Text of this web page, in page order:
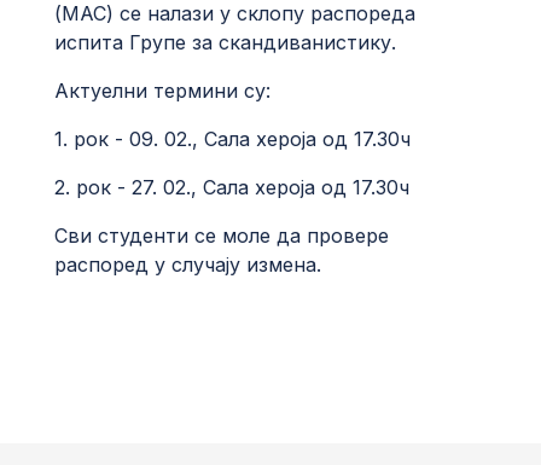
(МАС) се налази у склопу распореда
испита Групе за скандиванистику.
Актуелни термини су:
1. рок - 09. 02., Сала хероја од 17.30ч
2. рок - 27. 02., Сала хероја од 17.30ч
Сви студенти се моле да провере
распоред у случају измена.